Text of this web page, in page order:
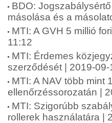
BDO:
másolása és a
MTI: A GVH 5 millió
11:12
MTI: Érdemes
szerződését | 2019-09-
MTI: A NAV több mint
ellenőrzéssorozatán |
MTI: Szigorúbb
rollerek használatára |